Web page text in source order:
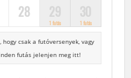
28
1 futás 1 futás
csak a futóversenyek, vagy
futás jelenjen meg itt!